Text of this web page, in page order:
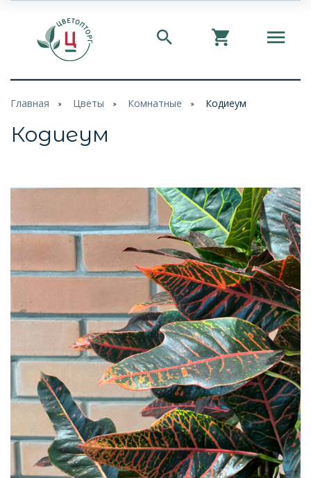
Главная Цветы Комнатные Кодиеум
Кодиеум